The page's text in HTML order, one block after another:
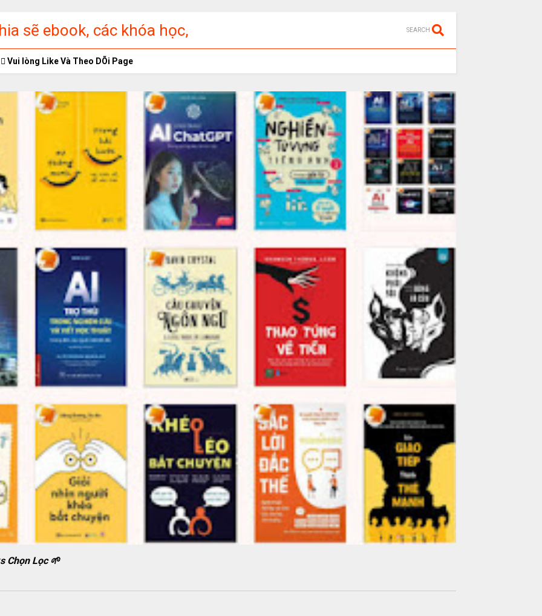
sẽ ebook, các khóa học,
miễn phí
SEARCH
Vui lòng Like Và Theo DÕi Page
Chọn Lọc 🌱